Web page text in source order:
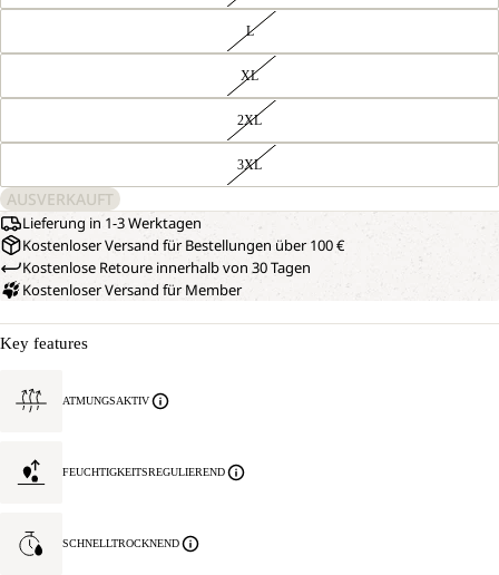
L
XL
2XL
3XL
AUSVERKAUFT
Lieferung in 1-3 Werktagen
Kostenloser Versand für Bestellungen über 100 €
Kostenlose Retoure innerhalb von 30 Tagen
Kostenloser Versand für Member
Key features
ATMUNGSAKTIV
FEUCHTIGKEITSREGULIEREND
SCHNELLTROCKNEND